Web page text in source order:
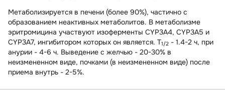
Метаболизируется в печени (более 90%), частично с
образованием неактивных метаболитов. В метаболизме
эритромицина участвуют изоферменты CYP3A4, CYP3A5 и
CYP3A7, ингибитором которых он является. T1/2 - 1.4-2 ч, при
анурии - 4-6 ч. Выведение с желчью - 20-30% в
неизмененном виде, почками (в неизмененном виде) после
приема внутрь - 2-5%.